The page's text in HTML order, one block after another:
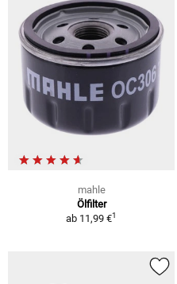
mahle
Ölfilter
ab 11,99 €1